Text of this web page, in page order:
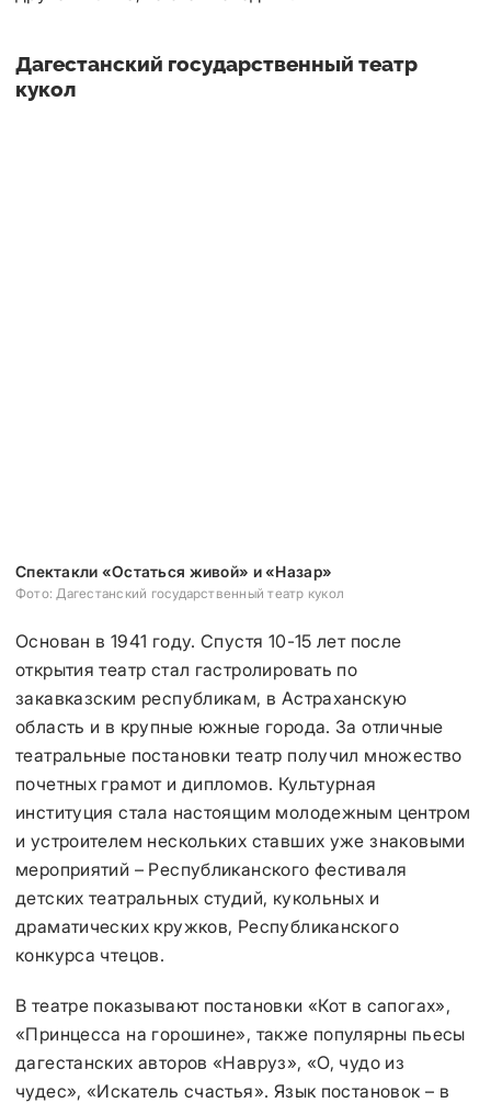
Дагестанский государственный театр
кукол
Спектакли «Остаться живой» и «Назар»
Фото: Дагестанский государственный театр кукол
Основан в 1941 году. Спустя 10-15 лет после
открытия театр стал гастролировать по
закавказским республикам, в Астраханскую
область и в крупные южные города. За отличные
театральные постановки театр получил множество
почетных грамот и дипломов. Культурная
институция стала настоящим молодежным центром
и устроителем нескольких ставших уже знаковыми
мероприятий – Республиканского фестиваля
детских театральных студий, кукольных и
драматических кружков, Республиканского
конкурса чтецов.
В театре показывают постановки «Кот в сапогах»,
«Принцесса на горошине», также популярны пьесы
дагестанских авторов «Навруз», «О, чудо из
чудес», «Искатель счастья». Язык постановок – в